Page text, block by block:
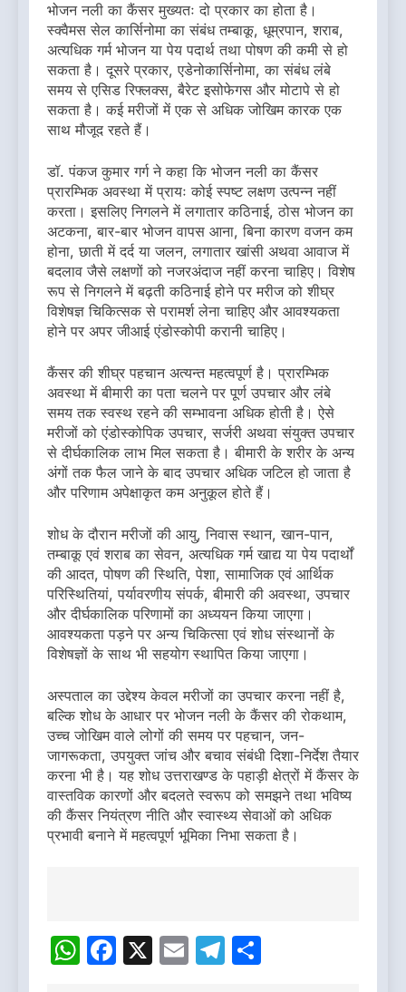
भोजन नली का कैंसर मुख्यतः दो प्रकार का होता है।
स्क्वैमस सेल कार्सिनोमा का संबंध तम्बाकू, धूम्रपान, शराब,
अत्यधिक गर्म भोजन या पेय पदार्थ तथा पोषण की कमी से हो
सकता है। दूसरे प्रकार, एडेनोकार्सिनोमा, का संबंध लंबे
समय से एसिड रिफ्लक्स, बैरेट इसोफेगस और मोटापे से हो
सकता है। कई मरीजों में एक से अधिक जोखिम कारक एक
साथ मौजूद रहते हैं।
डॉ. पंकज कुमार गर्ग ने कहा कि भोजन नली का कैंसर
प्रारम्भिक अवस्था में प्रायः कोई स्पष्ट लक्षण उत्पन्न नहीं
करता। इसलिए निगलने में लगातार कठिनाई, ठोस भोजन का
अटकना, बार-बार भोजन वापस आना, बिना कारण वजन कम
होना, छाती में दर्द या जलन, लगातार खांसी अथवा आवाज में
बदलाव जैसे लक्षणों को नजरअंदाज नहीं करना चाहिए। विशेष
रूप से निगलने में बढ़ती कठिनाई होने पर मरीज को शीघ्र
विशेषज्ञ चिकित्सक से परामर्श लेना चाहिए और आवश्यकता
होने पर अपर जीआई एंडोस्कोपी करानी चाहिए।
कैंसर की शीघ्र पहचान अत्यन्त महत्वपूर्ण है। प्रारम्भिक
अवस्था में बीमारी का पता चलने पर पूर्ण उपचार और लंबे
समय तक स्वस्थ रहने की सम्भावना अधिक होती है। ऐसे
मरीजों को एंडोस्कोपिक उपचार, सर्जरी अथवा संयुक्त उपचार
से दीर्घकालिक लाभ मिल सकता है। बीमारी के शरीर के अन्य
अंगों तक फैल जाने के बाद उपचार अधिक जटिल हो जाता है
और परिणाम अपेक्षाकृत कम अनुकूल होते हैं।
शोध के दौरान मरीजों की आयु, निवास स्थान, खान-पान,
तम्बाकू एवं शराब का सेवन, अत्यधिक गर्म खाद्य या पेय पदार्थों
की आदत, पोषण की स्थिति, पेशा, सामाजिक एवं आर्थिक
परिस्थितियां, पर्यावरणीय संपर्क, बीमारी की अवस्था, उपचार
और दीर्घकालिक परिणामों का अध्ययन किया जाएगा।
आवश्यकता पड़ने पर अन्य चिकित्सा एवं शोध संस्थानों के
विशेषज्ञों के साथ भी सहयोग स्थापित किया जाएगा।
अस्पताल का उद्देश्य केवल मरीजों का उपचार करना नहीं है,
बल्कि शोध के आधार पर भोजन नली के कैंसर की रोकथाम,
उच्च जोखिम वाले लोगों की समय पर पहचान, जन-
जागरूकता, उपयुक्त जांच और बचाव संबंधी दिशा-निर्देश तैयार
करना भी है। यह शोध उत्तराखण्ड के पहाड़ी क्षेत्रों में कैंसर के
वास्तविक कारणों और बदलते स्वरूप को समझने तथा भविष्य
की कैंसर नियंत्रण नीति और स्वास्थ्य सेवाओं को अधिक
प्रभावी बनाने में महत्वपूर्ण भूमिका निभा सकता है।
navigation
WhatsApp
Facebook
X EmailTelegram